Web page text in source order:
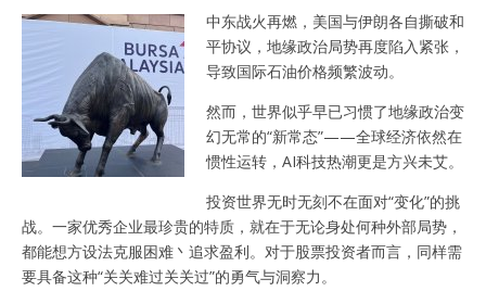
中东战火再燃，美国与伊朗各自撕破和
平协议，地缘政治局势再度陷入紧张，
导致国际石油价格频繁波动。
然而，世界似乎早已习惯了地缘政治变
幻无常的“新常态”——全球经济依然在
惯性运转，AI科技热潮更是方兴未艾。
投资世界无时无刻不在面对“变化”的挑
战。一家优秀企业最珍贵的特质，就在于无论身处何种外部局势，
都能想方设法克服困难丶追求盈利。对于股票投资者而言，同样需
要具备这种“关关难过关关过”的勇气与洞察力。